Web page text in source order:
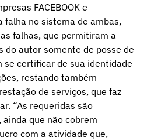
FACEBOOK e
falha no sistema de ambas,
falhas, que permitiram a
do autor somente de posse de
se certificar de sua identidade
restando também
de serviços, que faz
“As requeridas são
que não cobrem
com a atividade que,